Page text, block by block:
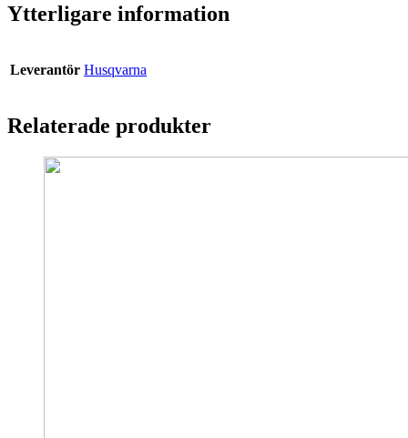
Ytterligare information
Leverantör Husqvarna
Relaterade produkter